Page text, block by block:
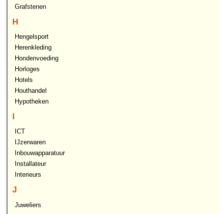
Grafstenen
H
Hengelsport
Herenkleding
Hondenvoeding
Horloges
Hotels
Houthandel
Hypotheken
I
ICT
IJzerwaren
Inbouwapparatuur
Installateur
Interieurs
J
Juweliers